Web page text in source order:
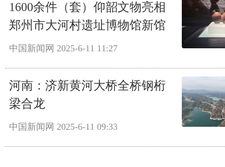
1600余件（套）仰韶文物亮相
郑州市大河村遗址博物馆新馆
中国新闻网 2025-6-11 11:27
河南：济新黄河大桥全桥钢桁
梁合龙
中国新闻网 2025-6-11 09:33